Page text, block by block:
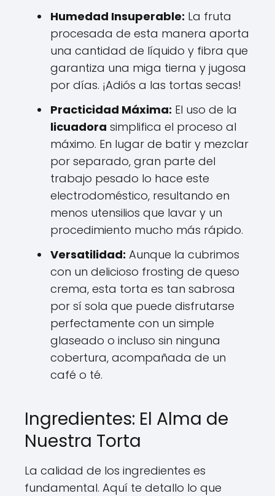
Humedad Insuperable: La fruta
procesada de esta manera aporta
una cantidad de líquido y fibra que
garantiza una miga tierna y jugosa
por días. ¡Adiós a las tortas secas!
Practicidad Máxima: El uso de la
licuadora simplifica el proceso al
máximo. En lugar de batir y mezclar
por separado, gran parte del
trabajo pesado lo hace este
electrodoméstico, resultando en
menos utensilios que lavar y un
procedimiento mucho más rápido.
Versatilidad: Aunque la cubrimos
con un delicioso frosting de queso
crema, esta torta es tan sabrosa
por sí sola que puede disfrutarse
perfectamente con un simple
glaseado o incluso sin ninguna
cobertura, acompañada de un
café o té.
Ingredientes: El Alma de
Nuestra Torta
La calidad de los ingredientes es
fundamental. Aquí te detallo lo que